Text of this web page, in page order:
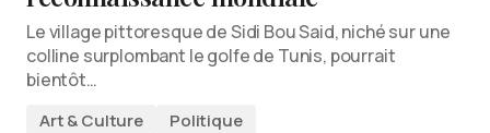
Le village pittoresque de Sidi Bou Said, niché sur une
colline surplombant le golfe de Tunis, pourrait
bientôt…
Art & Culture Politique